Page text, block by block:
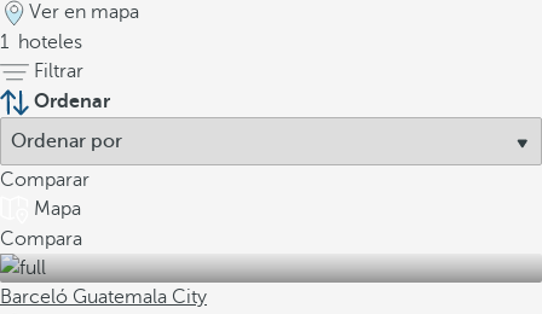
Ver en mapa
1 hoteles
Filtrar
Ordenar
Comparar
Mapa
Compara
Barceló Guatemala City